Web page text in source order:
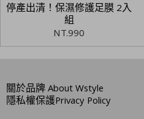
停產出清！保濕修護足膜 2入
組
NT.990
關於品牌About Wstyle
隱私權保護Privacy Policy